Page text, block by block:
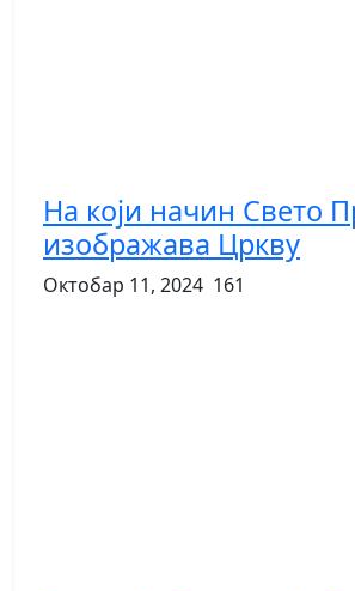
На који начин Свето
изображава Цркву
Октобар 11, 2024 161